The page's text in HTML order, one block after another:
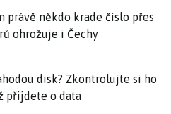
právě někdo krade číslo přes
ohrožuje i Čechy
disk? Zkontrolujte si ho
přijdete o data